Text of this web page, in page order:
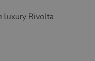
luxury Rivolta